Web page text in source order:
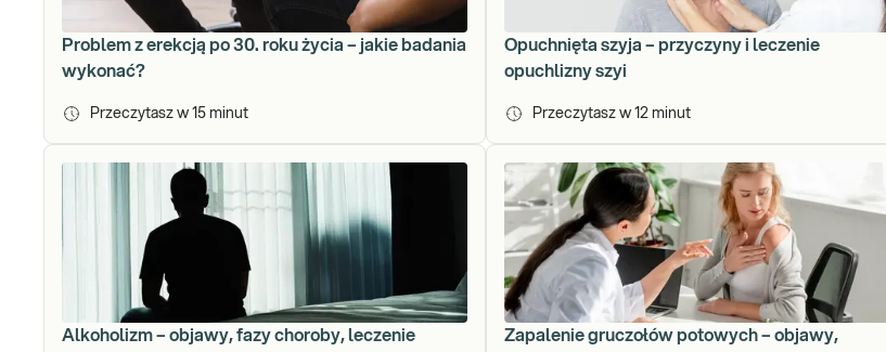
Problem z erekcją po 30. roku życia – jakie badania
wykonać?
Przeczytasz w 15 minut
Opuchnięta szyja – przyczyny i leczenie
opuchlizny szyi
Przeczytasz w 12 minut
Alkoholizm – objawy, fazy choroby, leczenie
Zapalenie gruczołów potowych – objawy,